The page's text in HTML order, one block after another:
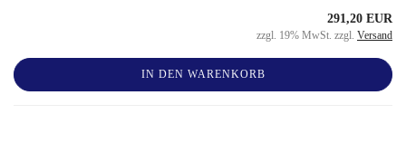
291,20 EUR
zzgl. 19% MwSt. zzgl. Versand
IN DEN WARENKORB